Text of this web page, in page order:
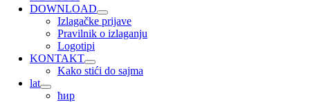
DOWNLOAD
Izlagačke prijave
Pravilnik o izlaganju
Logotipi
KONTAKT
Kako stići do sajma
lat
ћир